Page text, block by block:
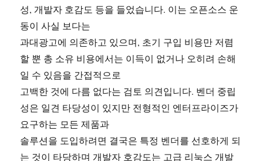
성, 개발자 호감도 등을 들었습니다. 이는 오픈소스 운
동이 사실 보다는
과대광고에 의존하고 있으며, 초기 구입 비용만 저렴
할 뿐 총 소유 비용에서는 이득이 없거나 오히려 손해
일 수 있음을 간접적으로
고백한 것에 다름 없다는 검토 의견입니다. 벤더 중립
성은 일견 타당성이 있지만 전형적인 엔터프라이즈가
요구하는 모든 제품과
솔루션을 도입하려면 결국은 특정 벤더를 선호하게 되
는 것이 타당하며 개발자 호감도는 고급 리눅스 개발